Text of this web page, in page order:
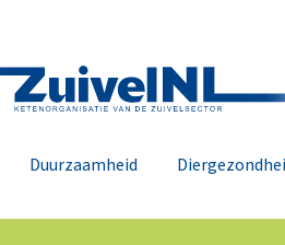
Duurzaamheid